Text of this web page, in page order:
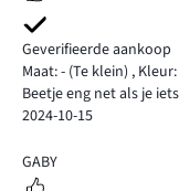
Geverifieerde aankoop
Maat: - (Te klein) ,
Beetje eng net als je
2024-10-15
4
GABY